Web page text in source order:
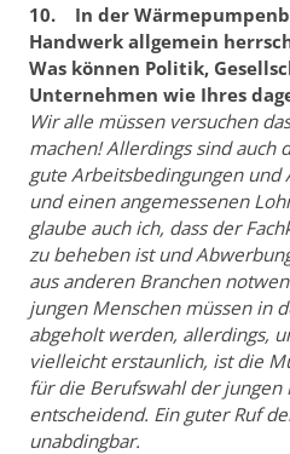
10. In der
Handwerk allgemein
Was können Politik,
Unternehmen wie Ihres
Wir alle müssen versuchen
machen! Allerdings sind
gute Arbeitsbedingungen und
und einen angemessenen
glaube auch ich, dass der
zu beheben ist und
aus anderen Branchen
jungen Menschen müssen in
abgeholt werden, allerdings,
vielleicht erstaunlich, ist die
für die Berufswahl der jungen
entscheidend. Ein guter Ruf
unabdingbar.